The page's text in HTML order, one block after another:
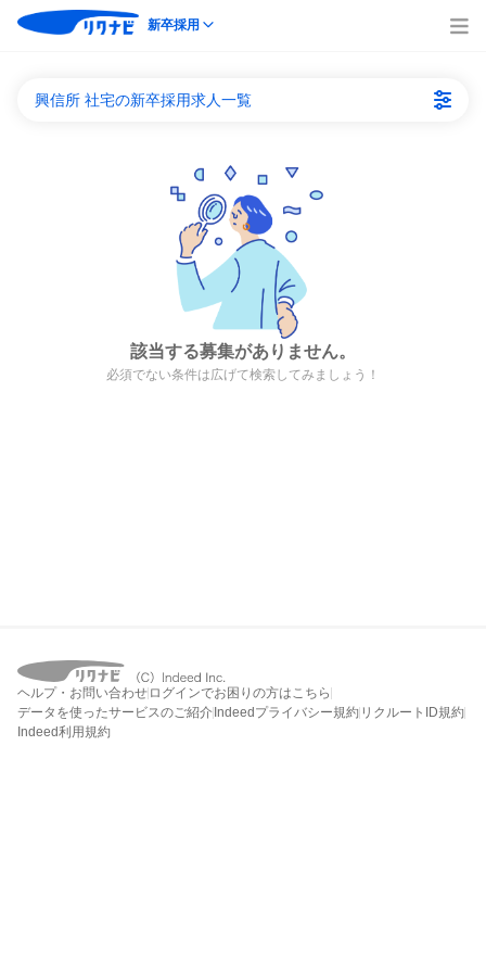
新卒採用
興信所 社宅の新卒採用求人一覧
該当する募集がありません。
必須でない条件は広げて検索してみましょう！
ヘルプ・お問い合わせ ログインでお困りの方はこちら
データを使ったサービスのご紹介 Indeedプライバシー規約 リクルートID規約
Indeed利用規約